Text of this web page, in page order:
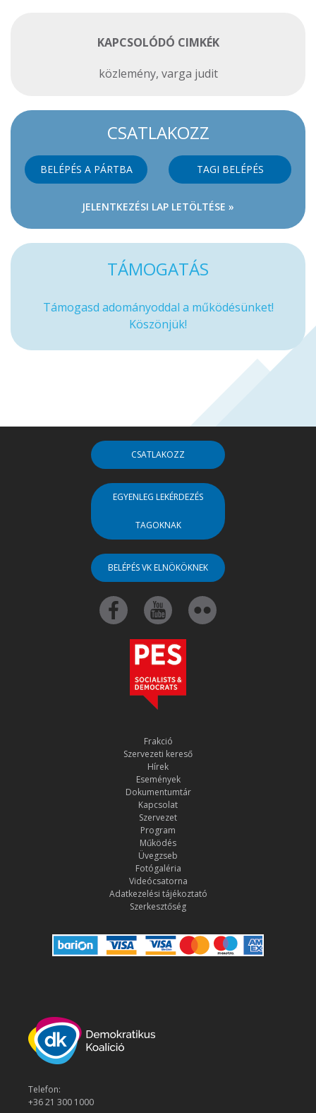
KAPCSOLÓDÓ CIMKÉK
közlemény, varga judit
CSATLAKOZZ
BELÉPÉS A PÁRTBA TAGI BELÉPÉS
JELENTKEZÉSI LAP LETÖLTÉSE »
TÁMOGATÁS
Támogasd adományoddal a működésünket!
Köszönjük!
CSATLAKOZZ
EGYENLEG LEKÉRDEZÉS
TAGOKNAK
BELÉPÉS VK ELNÖKÖKNEK
Frakció
Szervezeti kereső
Hírek
Események
Dokumentumtár
Kapcsolat
Szervezet
Program
Működés
Üvegzseb
Fotógaléria
Videócsatorna
Adatkezelési tájékoztató
Szerkesztőség
Telefon:
+36 21 300 1000